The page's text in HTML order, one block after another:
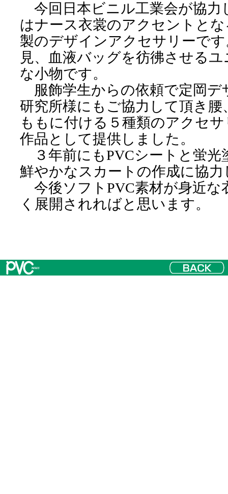
今回日本ビニル工業会が協力
はナース衣裳のアクセントとな
製のデザインアクセサリーです
見、血液バッグを彷彿させるユ
な小物です。
服飾学生からの依頼で定岡デ
研究所様にもご協力して頂き腰
ももに付ける５種類のアクセ
作品として提供しました。
３年前にもPVCシートと蛍光
鮮やかなスカートの作成に協
今後ソフトPVC素材が身近な
く展開されればと思います。